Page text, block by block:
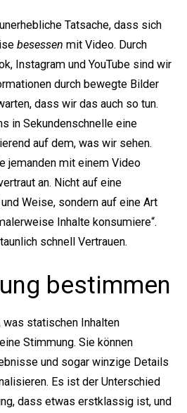
Tatsache, dass sich
besessen mit Video. Durch
Instagram und YouTube sind wir
durch bewegte Bilder
dass wir das auch so tun.
in Sekundenschnelle eine
auf dem, was wir sehen.
jemanden mit einem Video
an. Nicht auf eine
Weise, sondern auf eine Art
Inhalte konsumiere“.
schnell Vertrauen.
bestimmen
was statischen Inhalten
Stimmung. Sie können
und sogar winzige Details
Es ist der Unterschied
dass etwas erstklassig ist, und